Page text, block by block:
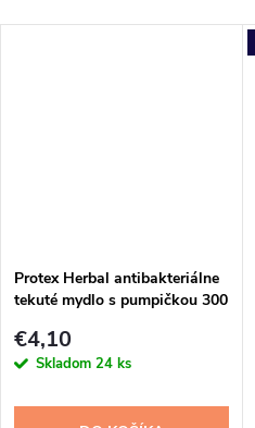
Protex Herbal antibakteriálne
tekuté mydlo s pumpičkou 300
€4,10
Skladom 24 ks